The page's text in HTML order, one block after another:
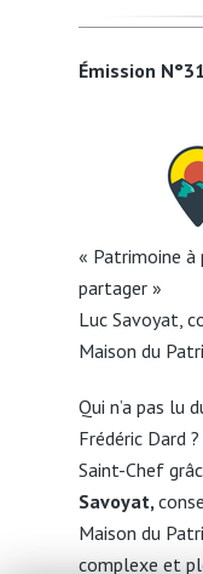
Émission
« Patrimoine à
partager »
Luc Savoyat,
Maison du
Qui n’a pas lu
Frédéric Dard
Saint-Chef
Savoyat,
Maison du
complexe et